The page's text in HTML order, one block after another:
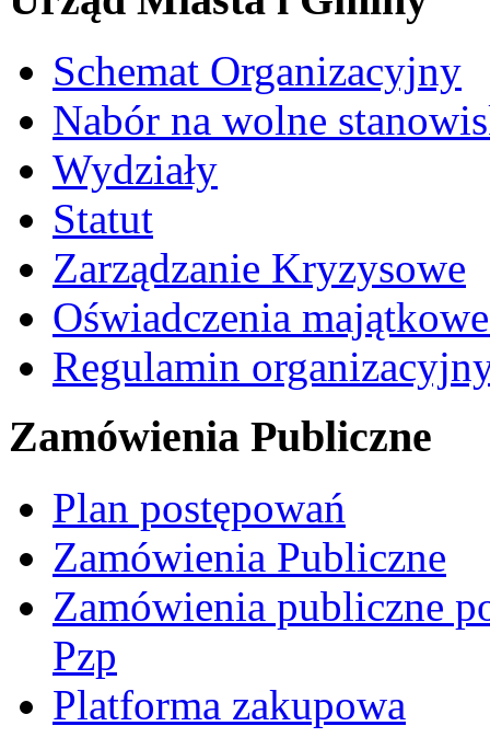
Schemat Organizacyjny
Nabór na wolne
Wydziały
Statut
Zarządzanie Kryzysowe
Oświadczenia
Regulamin
Zamówienia Publiczne
Plan postępowań
Zamówienia Publiczne
Zamówienia publiczne
Pzp
Platforma zakupowa